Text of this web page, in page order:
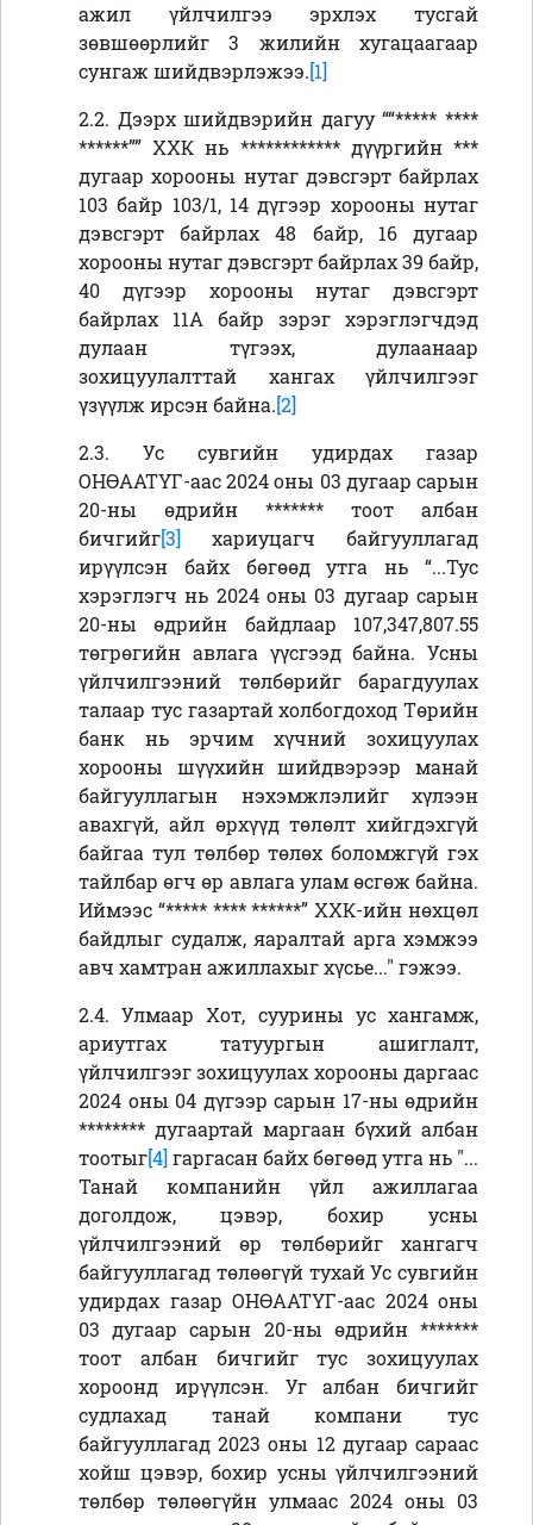
ажил үйлчилгээ эрхлэх тусгай
зөвшөөрлийг 3 жилийн хугацаагаар
сунгаж шийдвэрлэжээ.[1]
2.2. Дээрх шийдвэрийн дагуу ““***** ****
******”” ХХК нь ************ дүүргийн ***
дугаар хорооны нутаг дэвсгэрт байрлах
103 байр 103/1, 14 дүгээр хорооны нутаг
дэвсгэрт байрлах 48 байр, 16 дугаар
хорооны нутаг дэвсгэрт байрлах 39 байр,
40 дүгээр хорооны нутаг дэвсгэрт
байрлах 11А байр зэрэг хэрэглэгчдэд
дулаан түгээх, дулаанаар
зохицуулалттай хангах үйлчилгээг
үзүүлж ирсэн байна.[2]
2.3. Ус сувгийн удирдах газар
ОНӨААТҮГ-aac 2024 оны 03 дугаар сарын
20-ны өдрийн ******* тоот албан
бичгийг[3] хариуцагч байгууллагад
ирүүлсэн байх бөгөөд утга нь “...Тус
хэрэглэгч нь 2024 оны 03 дугаар сарын
20-ны өдрийн байдлаар 107,347,807.55
төгрөгийн авлага үүсгээд байна. Усны
үйлчилгээний төлбөрийг барагдуулах
талаар тус газартай холбогдоход Төрийн
банк нь эрчим хүчний зохицуулах
хорооны шүүхийн шийдвэрээр манай
байгууллагын нэхэмжлэлийг хүлээн
авахгүй, айл өрхүүд төлөлт хийгдэхгүй
байгаа тул төлбөр төлөх боломжгүй гэх
тайлбар өгч өр авлага улам өсгөж байна.
Иймээс “***** **** ******”ХХК-ийн нөхцөл
байдлыг судалж, яаралтай арга хэмжээ
авч хамтран ажиллахыг хүсье..." гэжээ.
2.4. УлмаарХот, суурины ус хангамж,
ариутгах татуургын ашиглалт,
үйлчилгээг зохицуулах хорооны даргаас
2024 оны 04 дүгээр сарын 17-ны өдрийн
******** дугаартай маргаан бүхий албан
тоотыг[4] гаргасан байх бөгөөд утга нь "...
Танай компанийн үйл ажиллагаа
доголдож, цэвэр, бохир усны
үйлчилгээний өр төлбөрийг хангагч
байгууллагад төлөөгүй тухай Ус сувгийн
удирдах газар ОНӨААТҮГ-aac 2024 оны
03 дугаар сарын 20-ны өдрийн *******
тоот албан бичгийг тус зохицуулах
хороонд ирүүлсэн. Уг албан бичгийг
судлахад танай компани тус
байгууллагад 2023 оны 12 дугаар сараас
хойш цэвэр, бохир усны үйлчилгээний
төлбөр төлөөгүйн улмаас 2024 оны 03